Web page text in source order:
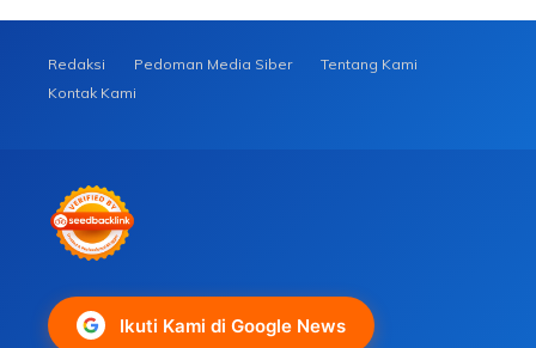
Redaksi Pedoman Media Siber
Tentang Kami
Kontak Kami
Ikuti Kami di Google News